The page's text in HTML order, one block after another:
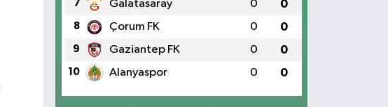
7 Galatasaray 0 0
8 Çorum FK 0 0
9 Gaziantep FK 0 0
10 Alanyaspor 0 0